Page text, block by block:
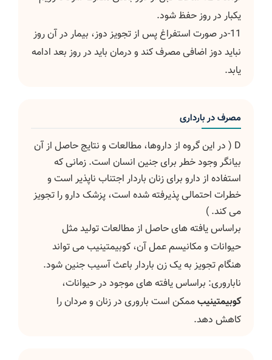
یکبار در روز حفظ شود.
11-در صورت استفراغ پس از تجویز دوز، بیمار در آن روز
نباید دوز اضافی مصرف کند و درمان باید در روز بعد ادامه
یابد.
مصرف در بارداری
D ( در این گروه از داروها، مطالعات و نتایج حاصل از آن
بیانگر وجود خطر برای جنین انسان است. زمانی که
استفاده از دارو برای زنان باردار اجتناب ناپذیر است و
خطرات احتمالی پذیرفته شده است، پزشک دارو را تجویز
می کند. )
براساس یافته های حاصل از مطالعات تولید مثل
حیوانات و مکانیسم عمل آن، کوبیمتینیب می تواند
هنگام تجویز به یک زن باردار باعث آسیب جنین شود.
ناباروری: براساس یافته های موجود در حیوانات،
کوبیمتینیبممکن است باروری در زنان و مردان را
کاهش دهد.